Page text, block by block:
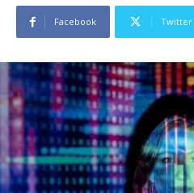
Facebook Twitter